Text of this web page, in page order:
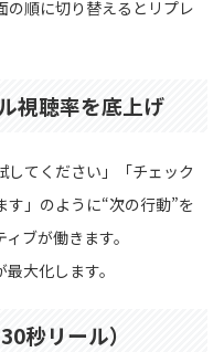
順に切り替えるとリプレ
視聴率を底上げ
てください」「チェック
す」のように“次の行動”を
ブが働きます。
大化します。
秒リール）